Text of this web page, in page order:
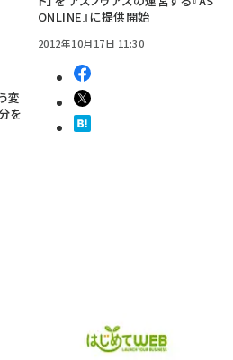
変
を
ONLINE』に提供開始
2012年10月17日 11:30